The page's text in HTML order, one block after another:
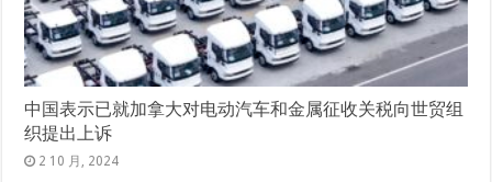
中国表示已就加拿大对电动汽车和金属征收关税向世贸组
织提出上诉
2 10 月, 2024